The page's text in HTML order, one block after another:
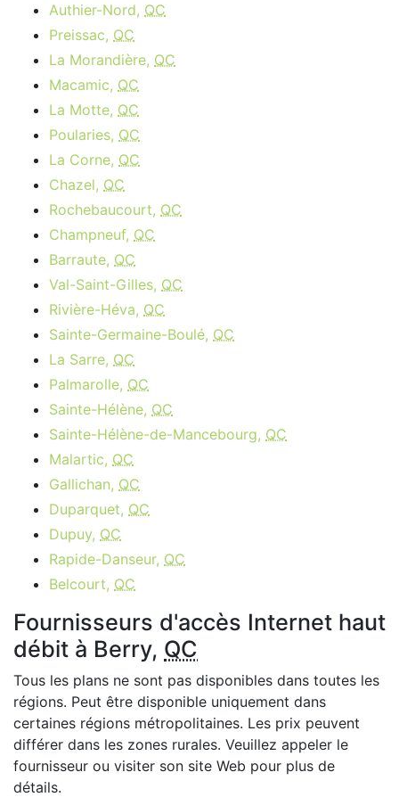
Authier-Nord, QC
Preissac, QC
La Morandière, QC
Macamic, QC
La Motte, QC
Poularies, QC
La Corne, QC
Chazel, QC
Rochebaucourt, QC
Champneuf, QC
Barraute, QC
Val-Saint-Gilles, QC
Rivière-Héva, QC
Sainte-Germaine-Boulé, QC
La Sarre, QC
Palmarolle, QC
Sainte-Hélène, QC
Sainte-Hélène-de-Mancebourg, QC
Malartic, QC
Gallichan, QC
Duparquet, QC
Dupuy, QC
Rapide-Danseur, QC
Belcourt, QC
Fournisseurs d'accès Internet haut
débit à Berry, QC
Tous les plans ne sont pas disponibles dans toutes les
régions. Peut être disponible uniquement dans
certaines régions métropolitaines. Les prix peuvent
différer dans les zones rurales. Veuillez appeler le
fournisseur ou visiter son site Web pour plus de
détails.